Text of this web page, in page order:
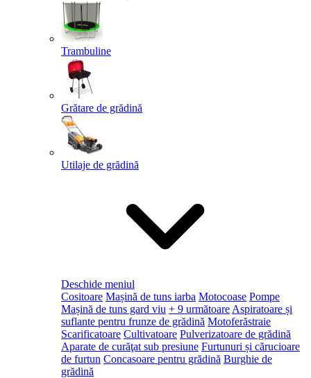
Trambuline
Grătare de grădină
Utilaje de grădină
Deschide meniul
Cositoare Mașină de tuns iarba Motocoase Pompe
Mașină de tuns gard viu + 9 următoare Aspiratoare și
suflante pentru frunze de grădină Motoferăstraie
Scarificatoare Cultivatoare Pulverizatoare de grădină
Aparate de curăţat sub presiune Furtunuri și cărucioare
de furtun Concasoare pentru grădină Burghie de
grădină